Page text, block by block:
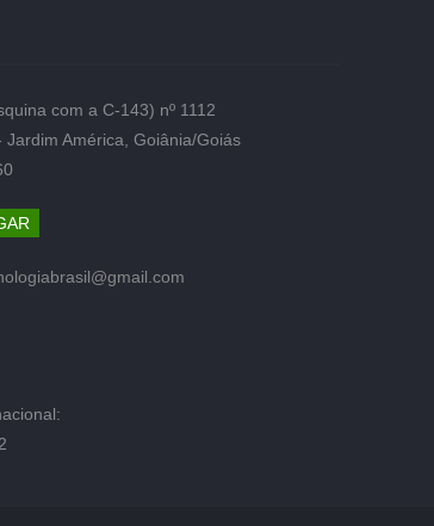
com a C-143) nº 1112
Jardim América, Goiânia/Goiás